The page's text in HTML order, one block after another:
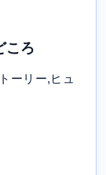
ころ
ーリー,ヒュ